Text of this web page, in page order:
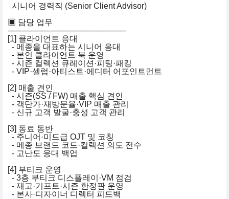
시니어 경력직 (Senior Client Advisor)
▣ 담당 업무
─────────────────────
[1] 클라이언트 응대
- 메종을 대표하는 시니어 응대
- 본인 클라이언트 북 운영
- 시즌 컬렉션 큐레이션·피팅·패킹
- VIP·셀럽·아티스트·에디터 어포인트먼트
[2] 매출 견인
- 시즌(SS / FW) 매출 핵심 견인
- 객단가·재방문율·VIP 매출 관리
- 신규 고객 발굴·충성 고객 관리
[3] 동료 동반
- 주니어·미드급 OJT 및 코칭
- 메종 브랜드 코드·컬렉션 의도 전수
- 고난도 응대 백업
[4] 부티크 운영
- 3층 부티크 디스플레이·VM 점검
- 재고·기프트·시즌 한정판 운영
- 본사·디자이너 디렉터 피드백